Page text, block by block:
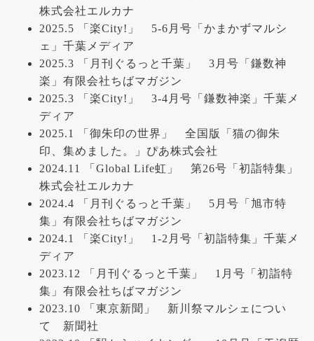
株式会社エルカナ
2025.5 「楽City!」 5-6月号「かまかずマルシ
ェ」千葉メディア
2025.3 「月刊ぐるっと千葉」 3月号「鎌数神
楽」有限会社ちばマガジン
2025.3 「楽City!」 3-4月号「鎌数神楽」千葉メ
ディア
2025.1 「御朱印の世界」 全国版「猫の御朱
印、集めました。」ぴあ株式会社
2024.11 「Global Life虹」 第26号「初詣特集」
株式会社エルカナ
2024.4 「月刊ぐるっと千葉」 5月号「旭市特
集」有限会社ちばマガジン
2024.1 「楽City!」 1-2月号「初詣特集」千葉メ
ディア
2023.12 「月刊ぐるっと千葉」 1月号「初詣特
集」有限会社ちばマガジン
2023.10 「東京新聞」 新川祭マルシェについ
て 新聞社